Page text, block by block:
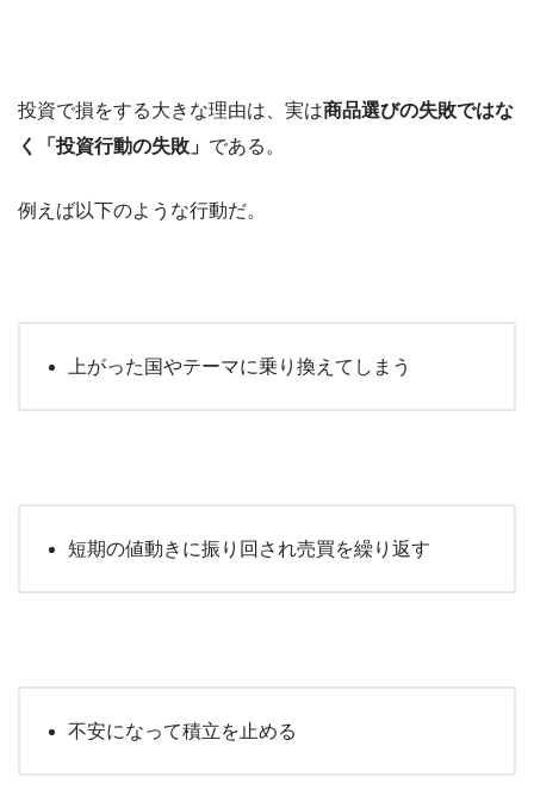
投資で損をする大きな理由は、実は商品選びの失敗ではな
く「投資行動の失敗」 である。
例えば以下のような行動だ。
上がった国やテーマに乗り換えてしまう
短期の値動きに振り回され売買を繰り返す
不安になって積立を止める